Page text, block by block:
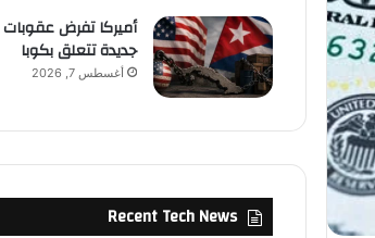
أميركا تفرض عقوبات
جديدة تتعلق بكوبا
أغسطس 7, 2026
Recent Tech News